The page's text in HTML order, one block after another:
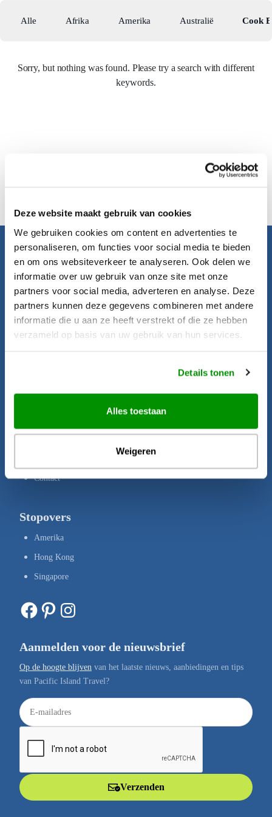
Deze website maakt gebruik van cookies
We gebruiken cookies om content en advertenties te
personaliseren, om functies voor social media te bieden
en om ons websiteverkeer te analyseren. Ook delen we
informatie over uw gebruik van onze site met onze
partners voor social media, adverteren en analyse. Deze
partners kunnen deze gegevens combineren met andere
informatie die u aan ze heeft verstrekt of die ze hebben
verzameld op basis van uw gebruik van hun services.
Details tonen
Alles toestaan
Weigeren
Alle Afrika Amerika Australië Cook
Sorry, but nothing was found. Please try a search with different
keywords.
Pacific Island Travel
Startpagina
Aanbiedingen
Bestemmingen
Brochures
Contact
Stopovers
Amerika
Hong Kong
Singapore
Facebook Pinterest Instagram
Aanmelden voor de nieuwsbrief
Op de hoogte blijven van het laatste nieuws, aanbiedingen en tips
van Pacific Island Travel?
E
-
a
Verzenden